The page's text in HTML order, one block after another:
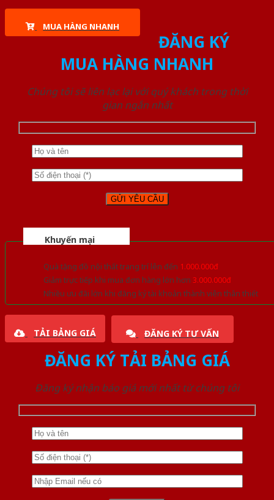
MUA HÀNG NHANH
ĐĂNG KÝ
MUA HÀNG NHANH
Chúng tôi sẽ liên lạc lại với quý khách trong thời
gian ngắn nhất
Khuyến mại
Quà tặng đồ nội thất trang trí lên đến 1.000.000đ
Giảm trực tiếp khi mua đơn hàng lớn hơn 3.000.000đ
Nhiều ưu đãi lớn khi đăng ký tài khoản thành viên thân thiết
TẢI BẢNG GIÁ ĐĂNG KÝ TƯ VẤN
ĐĂNG KÝ TẢI BẢNG GIÁ
Đăng ký nhận báo giá mới nhất từ chúng tôi